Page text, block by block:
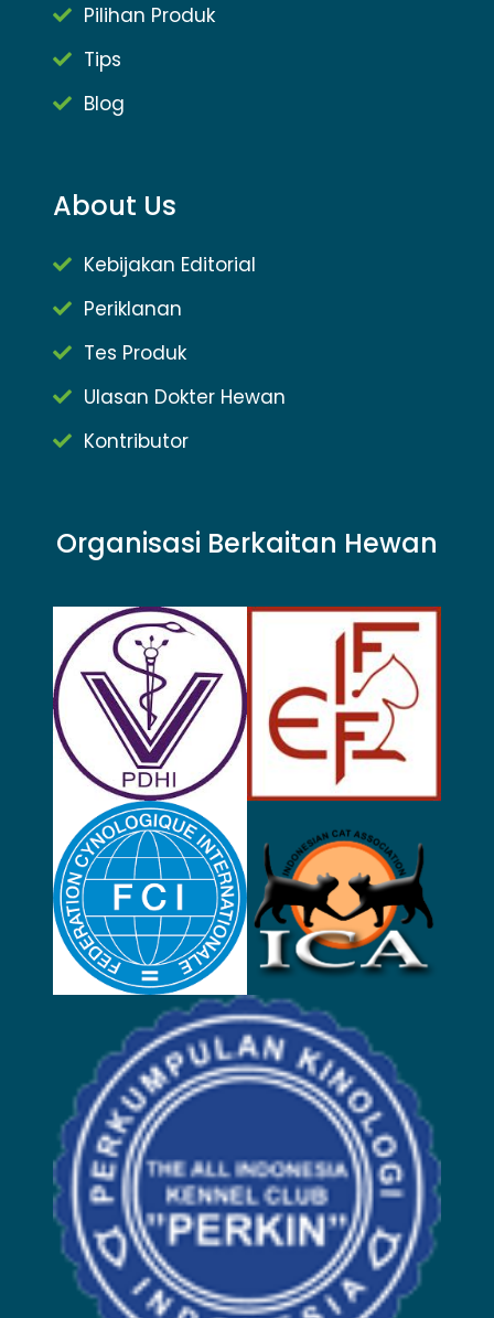
Pilihan Produk
Tips
Blog
About Us
Kebijakan Editorial
Periklanan
Tes Produk
Ulasan Dokter Hewan
Kontributor
Organisasi Berkaitan Hewan